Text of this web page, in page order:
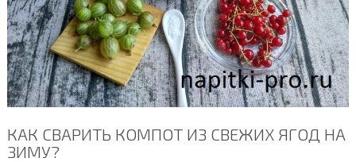
КАК СВАРИТЬ КОМПОТ ИЗ СВЕЖИХ ЯГОД НА
ЗИМУ?